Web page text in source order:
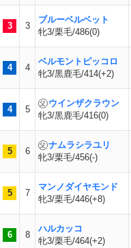
3 3
ブルーベルベット
牝3/栗毛/486(0)
4 4
ベルモントピッコロ
牝3/黒鹿毛/414(+2)
4 5
ウインザクラウン
牝3/黒鹿毛/416(0)
5 6
ナムラシラユリ
牝3/栗毛/456(-)
5 7
マンノダイヤモンド
牝3/栗毛/446(+8)
6 8
ハルカッコ
牝3/栗毛/464(+2)